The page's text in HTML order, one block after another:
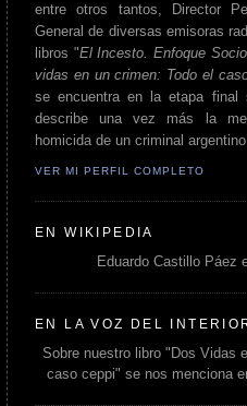
entre otros tantos, Director
General de diversas emisoras
libros "El Incesto. Enfoque
vidas en un crimen: Todo el
se encuentra en la etapa final
describe una vez más la
homicida de un criminal
VER MI PERFIL COMPLETO
EN WIKIPEDIA
Eduardo Castillo Páez
EN LA VOZ DEL
Sobre nuestro libro "Dos Vidas
caso ceppi" se nos menciona